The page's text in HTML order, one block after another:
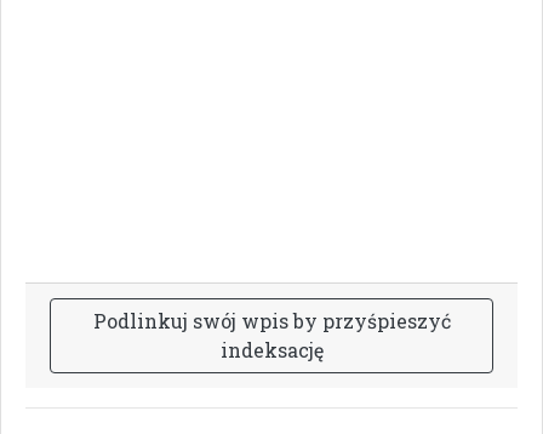
Podlinkuj swój wpisby przyśpieszyć
indeksację